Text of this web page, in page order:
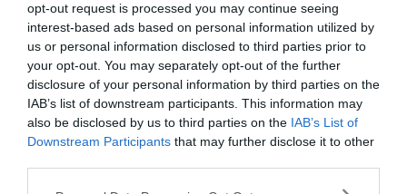
opt-out request is processed you may continue seeing
interest-based ads based on personal information utilized by
us or personal information disclosed to third parties prior to
your opt-out. You may separately opt-out of the further
disclosure of your personal information by third parties on the
IAB’s list of downstream participants. This information may
also be disclosed by us to third parties on the IAB’s List of
Downstream Participants that may further disclose it to other
Torbjörn Sassersson
redaktionen@newsvoice.se